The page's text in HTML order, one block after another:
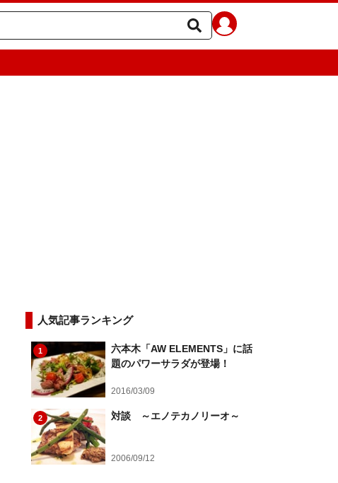
人気記事ランキング
1
六本木「AW ELEMENTS」に話
題のパワーサラダが登場！
2016/03/09
2 対談 ～エノテカノリーオ～
2006/09/12